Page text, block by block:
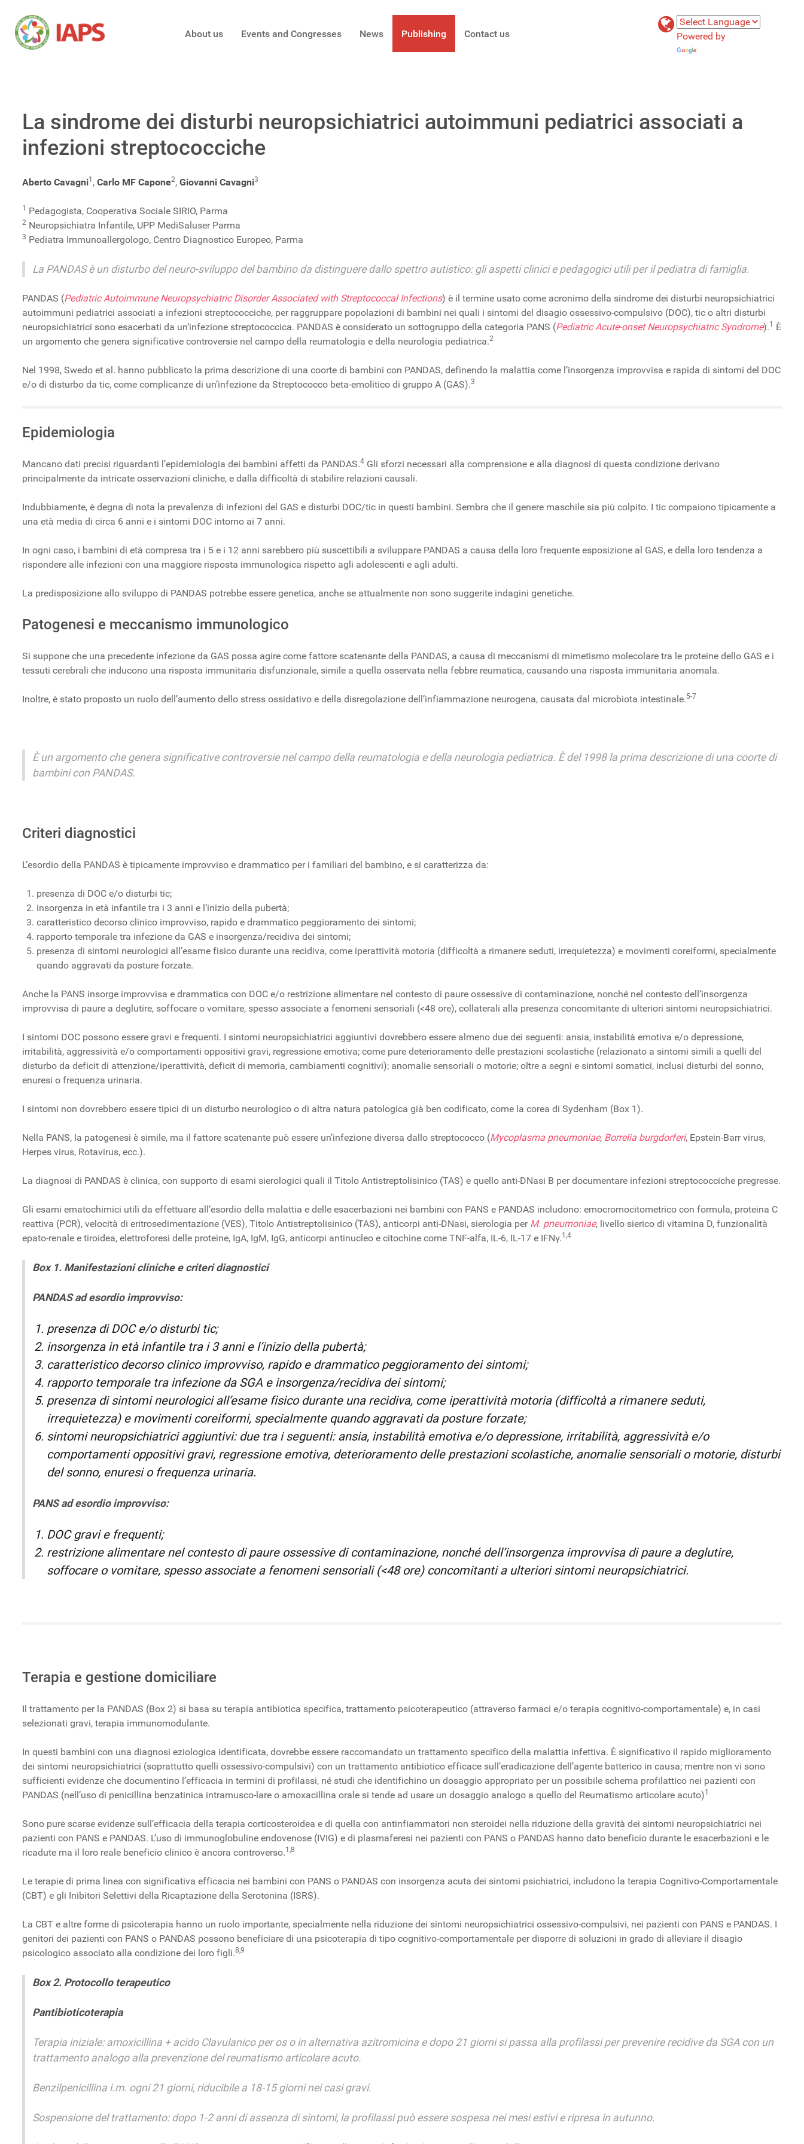
About us Events and Congresses News Publishing Contact us
Powered by
La sindrome dei disturbi neuropsichiatrici autoimmuni pediatrici associati a
infezioni streptococciche
Aberto Cavagni1 , Carlo MF Capone2, Giovanni Cavagni3
1 Pedagogista, Cooperativa Sociale SIRIO, Parma
2 Neuropsichiatra Infantile, UPP MediSaluser Parma
3 Pediatra Immunoallergologo, Centro Diagnostico Europeo, Parma
La PANDAS è un disturbo del neuro-sviluppo del bambino da distinguere dallo spettro autistico: gli aspetti clinici e pedagogici utili per il pediatra di famiglia.
PANDAS (Pediatric Autoimmune Neuropsychiatric Disorder Associated with Streptococcal Infections) è il termine usato come acronimo della sindrome dei disturbi neuropsichiatrici
autoimmuni pediatrici associati a infezioni streptococciche, per raggruppare popolazioni di bambini nei quali i sintomi del disagio ossessivo-compulsivo (DOC), tic o altri disturbi
neuropsichiatrici sono esacerbati da un’infezione streptococcica. PANDAS è considerato un sottogruppo della categoria PANS (Pediatric Acute-onset Neuropsychiatric Syndrome).1
È
un argomento che genera significative controversie nel campo della reumatologia e della neurologia pediatrica.2
Nel 1998, Swedo et al. hanno pubblicato la prima descrizione di una coorte di bambini con PANDAS, definendo la malattia come l’insorgenza improvvisa e rapida di sintomi del DOC
e/o di disturbo da tic, come complicanze di un’infezione da Streptococco beta-emolitico di gruppo A (GAS).3
Epidemiologia
Mancano dati precisi riguardanti l’epidemiologia dei bambini affetti da PANDAS.4 Gli sforzi necessari alla comprensione e alla diagnosi di questa condizione derivano
principalmente da intricate osservazioni cliniche, e dalla difficoltà di stabilire relazioni causali.
Indubbiamente, è degna di nota la prevalenza di infezioni del GAS e disturbi DOC/tic in questi bambini. Sembra che il genere maschile sia più colpito. I tic compaiono tipicamente a
una età media di circa 6 anni e i sintomi DOC intorno ai 7 anni.
In ogni caso, i bambini di età compresa tra i 5 e i 12 anni sarebbero più suscettibili a sviluppare PANDAS a causa della loro frequente esposizione al GAS, e della loro tendenza a
rispondere alle infezioni con una maggiore risposta immunologica rispetto agli adolescenti e agli adulti.
La predisposizione allo sviluppo di PANDAS potrebbe essere genetica, anche se attualmente non sono suggerite indagini genetiche.
Patogenesi e meccanismo immunologico
Si suppone che una precedente infezione da GAS possa agire come fattore scatenante della PANDAS, a causa di meccanismi di mimetismo molecolare tra le proteine dello GAS e i
tessuti cerebrali che inducono una risposta immunitaria disfunzionale, simile a quella osservata nella febbre reumatica, causando una risposta immunitaria anomala.
Inoltre, è stato proposto un ruolo dell’aumento dello stress ossidativo e della disregolazione dell’infiammazione neurogena, causata dal microbiota intestinale.5-7
È un argomento che genera significative controversie nel campo della reumatologia e della neurologia pediatrica. È del 1998 la prima descrizione di una coorte di
bambini con PANDAS.
Criteri diagnostici
L’esordio della PANDAS è tipicamente improvviso e drammatico per i familiari del bambino, e si caratterizza da:
presenza di DOC e/o disturbi tic;
insorgenza in età infantile tra i 3 anni e l’inizio della pubertà;
caratteristico decorso clinico improvviso, rapido e drammatico peggioramento dei sintomi;
rapporto temporale tra infezione da GAS e insorgenza/recidiva dei sintomi;
presenza di sintomi neurologici all’esame fisico durante una recidiva, come iperattività motoria (difficoltà a rimanere seduti, irrequietezza) e movimenti coreiformi, specialmente
quando aggravati da posture forzate.
Anche la PANS insorge improvvisa e drammatica con DOC e/o restrizione alimentare nel contesto di paure ossessive di contaminazione, nonché nel contesto dell’insorgenza
improvvisa di paure a deglutire, soffocare o vomitare, spesso associate a fenomeni sensoriali (<48 ore), collaterali alla presenza concomitante di ulteriori sintomi neuropsichiatrici.
I sintomi DOC possono essere gravi e frequenti. I sintomi neuropsichiatrici aggiuntivi dovrebbero essere almeno due dei seguenti: ansia, instabilità emotiva e/o depressione,
irritabilità, aggressività e/o comportamenti oppositivi gravi, regressione emotiva; come pure deterioramento delle prestazioni scolastiche (relazionato a sintomi simili a quelli del
disturbo da deficit di attenzione/iperattività, deficit di memoria, cambiamenti cognitivi); anomalie sensoriali o motorie; oltre a segni e sintomi somatici, inclusi disturbi del sonno,
enuresi o frequenza urinaria.
I sintomi non dovrebbero essere tipici di un disturbo neurologico o di altra natura patologica già ben codificato, come la corea di Sydenham (Box 1).
Nella PANS, la patogenesi è simile, ma il fattore scatenante può essere un’infezione diversa dallo streptococco (Mycoplasma pneumoniae, Borrelia burgdorferi, Epstein-Barr virus,
Herpes virus, Rotavirus, ecc.).
La diagnosi di PANDAS è clinica, con supporto di esami sierologici quali il Titolo Antistreptolisinico (TAS) e quello anti-DNasi B per documentare infezioni streptococciche pregresse.
Gli esami ematochimici utili da effettuare all’esordio della malattia e delle esacerbazioni nei bambini con PANS e PANDAS includono: emocromocitometrico con formula, proteina C
reattiva (PCR), velocità di eritrosedimentazione (VES), Titolo Antistreptolisinico (TAS), anticorpi anti-DNasi, sierologia per M. pneumoniae, livello sierico di vitamina D, funzionalità
epato-renale e tiroidea, elettroforesi delle proteine, IgA, IgM, IgG, anticorpi antinucleo e citochine come TNF-alfa, IL-6, IL-17 e IFNγ.1,4
Box 1. Manifestazioni cliniche e criteri diagnostici
PANDAS ad esordio improvviso:
presenza di DOC e/o disturbi tic;
insorgenza in età infantile tra i 3 anni e l’inizio della pubertà;
caratteristico decorso clinico improvviso, rapido e drammatico peggioramento dei sintomi;
rapporto temporale tra infezione da SGA e insorgenza/recidiva dei sintomi;
presenza di sintomi neurologici all’esame fisico durante una recidiva, come iperattività motoria (difficoltà a rimanere seduti,
irrequietezza) e movimenti coreiformi, specialmente quando aggravati da posture forzate;
sintomi neuropsichiatrici aggiuntivi: due tra i seguenti: ansia, instabilità emotiva e/o depressione, irritabilità, aggressività e/o
comportamenti oppositivi gravi, regressione emotiva, deterioramento delle prestazioni scolastiche, anomalie sensoriali o motorie, disturbi
del sonno, enuresi o frequenza urinaria.
PANS ad esordio improvviso:
DOC gravi e frequenti;
restrizione alimentare nel contesto di paure ossessive di contaminazione, nonché dell’insorgenza improvvisa di paure a deglutire,
soffocare o vomitare, spesso associate a fenomeni sensoriali (<48 ore) concomitanti a ulteriori sintomi neuropsichiatrici.
Terapia e gestione domiciliare
Il trattamento per la PANDAS (Box 2) si basa su terapia antibiotica specifica, trattamento psicoterapeutico (attraverso farmaci e/o terapia cognitivo-comportamentale) e, in casi
selezionati gravi, terapia immunomodulante.
In questi bambini con una diagnosi eziologica identificata, dovrebbe essere raccomandato un trattamento specifico della malattia infettiva. È significativo il rapido miglioramento
dei sintomi neuropsichiatrici (soprattutto quelli ossessivo-compulsivi) con un trattamento antibiotico efficace sull’eradicazione dell’agente batterico in causa; mentre non vi sono
sufficienti evidenze che documentino l’efficacia in termini di profilassi, né studi che identifichino un dosaggio appropriato per un possibile schema profilattico nei pazienti con
PANDAS (nell’uso di penicillina benzatinica intramusco-lare o amoxacillina orale si tende ad usare un dosaggio analogo a quello del Reumatismo articolare acuto)1
Sono pure scarse evidenze sull’efficacia della terapia corticosteroidea e di quella con antinfiammatori non steroidei nella riduzione della gravità dei sintomi neuropsichiatrici nei
pazienti con PANS e PANDAS. L’uso di immunoglobuline endovenose (IVIG) e di plasmaferesi nei pazienti con PANS o PANDAS hanno dato beneficio durante le esacerbazioni e le
ricadute ma il loro reale beneficio clinico è ancora controverso.1,8
Le terapie di prima linea con significativa efficacia nei bambini con PANS o PANDAS con insorgenza acuta dei sintomi psichiatrici, includono la terapia Cognitivo-Comportamentale
(CBT) e gli Inibitori Selettivi della Ricaptazione della Serotonina (ISRS).
La CBT e altre forme di psicoterapia hanno un ruolo importante, specialmente nella riduzione dei sintomi neuropsichiatrici ossessivo-compulsivi, nei pazienti con PANS e PANDAS. I
genitori dei pazienti con PANS o PANDAS possono beneficiare di una psicoterapia di tipo cognitivo-comportamentale per disporre di soluzioni in grado di alleviare il disagio
psicologico associato alla condizione dei loro figli.8,9
Box 2. Protocollo terapeutico
Pantibioticoterapia
Terapia iniziale: amoxicillina + acido Clavulanico per os o in alternativa azitromicina e dopo 21 giorni si passa alla profilassi per prevenire recidive da SGA con un
trattamento analogo alla prevenzione del reumatismo articolare acuto.
Benzilpenicillina i.m. ogni 21 giorni, riducibile a 18-15 giorni nei casi gravi.
Sospensione del trattamento: dopo 1-2 anni di assenza di sintomi, la profilassi può essere sospesa nei mesi estivi e ripresa in autunno.